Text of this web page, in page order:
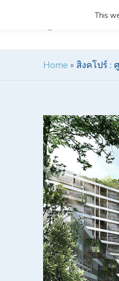
Home » สิงคโปร์ :
This